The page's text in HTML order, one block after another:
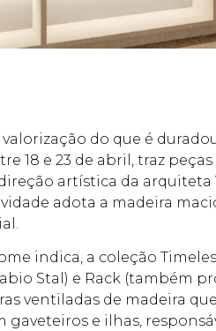
do que é
18 e 23 de abril, traz
artística da
adota a madeira
indica, a coleção
Stal) e Rack (também
ventiladas de madeira
gaveteiros e ilhas,